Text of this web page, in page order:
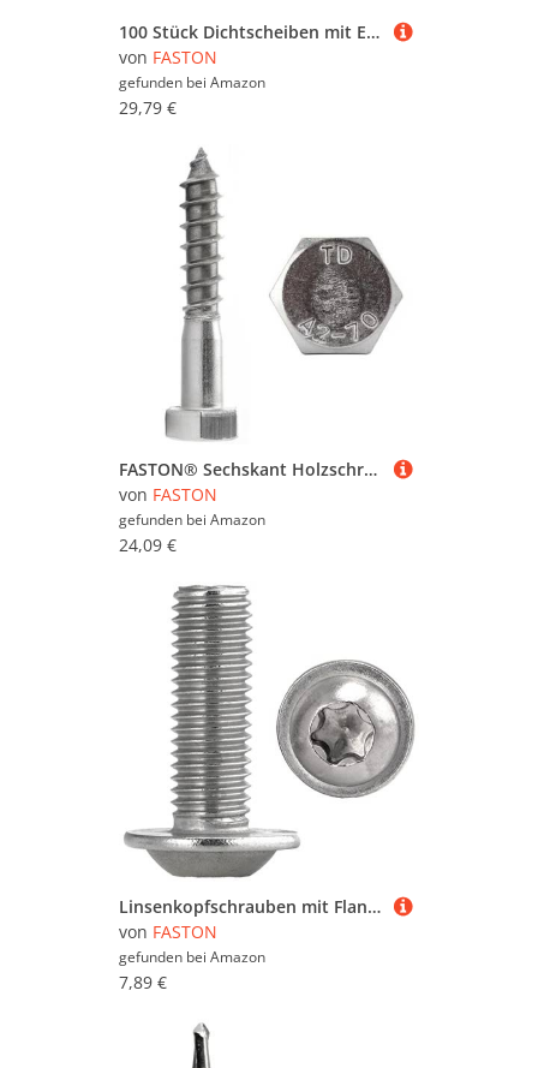
100 Stück Dichtscheiben mit EPDM 13x29 für M12 Schrauben Edelstahl A2 V2A Neopren Dichtung Unterlegscheiben Dichtscheibe für Spenglerschrauben FASTON
von FASTON
gefunden bei Amazon
29,79 €
FASTON® Sechskant Holzschrauben M6x40 Edelstahl (100 Stück) DIN 571 Sechskantschrauben
von FASTON
gefunden bei Amazon
24,09 €
Linsenkopfschrauben mit Flansch und Innensechsrund M4x10 Edelstahl (10 Stück) Linsenkopf Flachkopfschrauben FASTON
von FASTON
gefunden bei Amazon
7,89 €